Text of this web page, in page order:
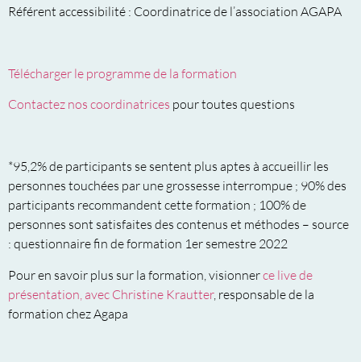
Référent accessibilité : Coordinatrice de l’association AGAPA
Télécharger le programme de la formation
Contactez nos coordinatrices pour toutes questions
*95,2% de participants se sentent plus aptes à accueillir les
personnes touchées par une grossesse interrompue ; 90% des
participants recommandent cette formation ; 100% de
personnes sont satisfaites des contenus et méthodes – source
: questionnaire fin de formation 1er semestre 2022
Pour en savoir plus sur la formation, visionnerce live de
présentation, avec Christine Krautter, responsable de la
formation chez Agapa